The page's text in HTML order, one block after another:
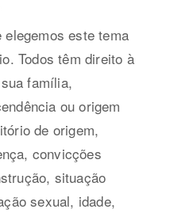
este tema
Todos têm direito à
família,
ou origem
de origem,
convicções
situação
sexual, idade,